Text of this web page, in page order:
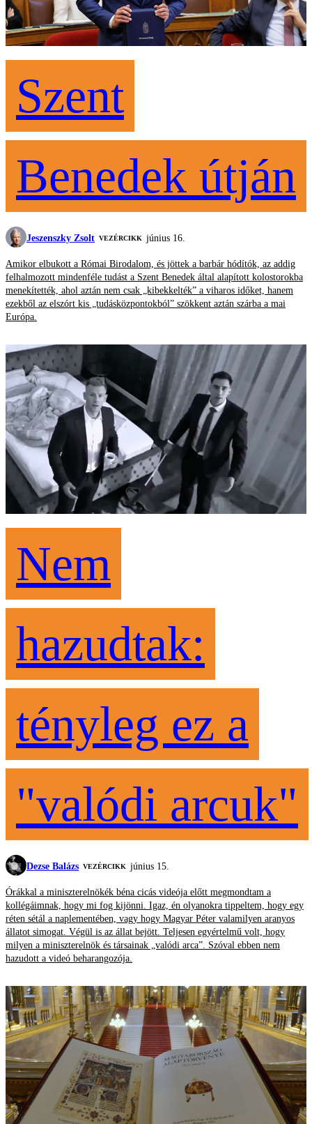
Szent
Benedek útján
Jeszenszky Zsolt VEZÉRCIKK június 16.
Amikor elbukott a Római Birodalom, és jöttek a barbár hódítók, az addig
felhalmozott mindenféle tudást a Szent Benedek által alapított kolostorokba
menekítették, ahol aztán nem csak „kibekkelték” a viharos időket, hanem
ezekből az elszórt kis „tudásközpontokból” szökkent aztán szárba a mai
Európa.
Nem
hazudtak:
tényleg ez a
"valódi arcuk"
Dezse Balázs VEZÉRCIKK június 15.
Órákkal a miniszterelnökék béna cicás videója előtt megmondtam a
kollégáimnak, hogy mi fog kijönni. Igaz, én olyanokra tippeltem, hogy egy
réten sétál a naplementében, vagy hogy Magyar Péter valamilyen aranyos
állatot simogat. Végül is az állat bejött. Teljesen egyértelmű volt, hogy
milyen a miniszterelnök és társainak „valódi arca”. Szóval ebben nem
hazudott a videó beharangozója.